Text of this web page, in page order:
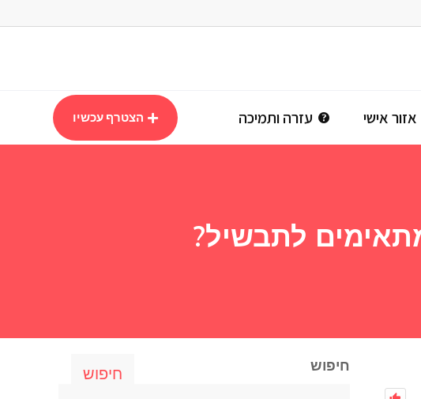
אזור אישי עזרה ותמיכה הצטרף עכשיו
לתבשיל?
חיפוש חיפוש